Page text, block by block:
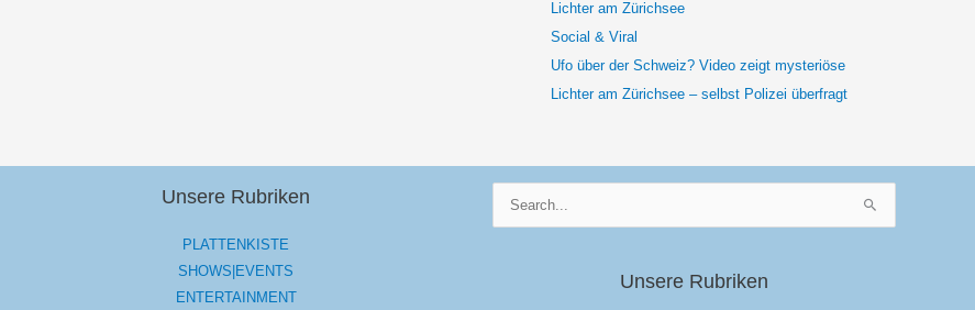
Social & Viral
Ufo über der Schweiz? Video zeigt mysteriöse
Lichter am Zürichsee – selbst Polizei überfragt
Unsere Rubriken
PLATTENKISTE
SHOWS|EVENTS
ENTERTAINMENT
Unsere Rubriken